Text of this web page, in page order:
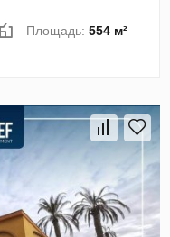
Площадь:554 м²